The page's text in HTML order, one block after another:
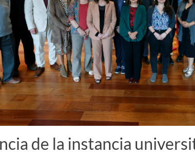
de la instancia